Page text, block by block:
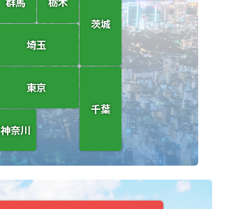
茨城
埼玉
東京
神奈川
千葉